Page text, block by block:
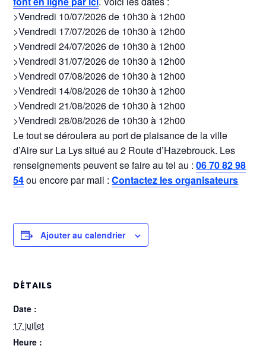
>Vendredi 10/07/2026 de 10h30 à 12h00
>Vendredi 17/07/2026 de 10h30 à 12h00
>Vendredi 24/07/2026 de 10h30 à 12h00
>Vendredi 31/07/2026 de 10h30 à 12h00
>Vendredi 07/08/2026 de 10h30 à 12h00
>Vendredi 14/08/2026 de 10h30 à 12h00
>Vendredi 21/08/2026 de 10h30 à 12h00
>Vendredi 28/08/2026 de 10h30 à 12h00
Le tout se déroulera au port de plaisance de la ville
d’Aire sur La Lys situé au 2 Route d’Hazebrouck. Les
renseignements peuvent se faire au tel au :06 70 82 98
54ou encore par mail :Contactez les organisateurs
Ajouter au calendrier
DÉTAILS
Date :
17 juillet
Heure :